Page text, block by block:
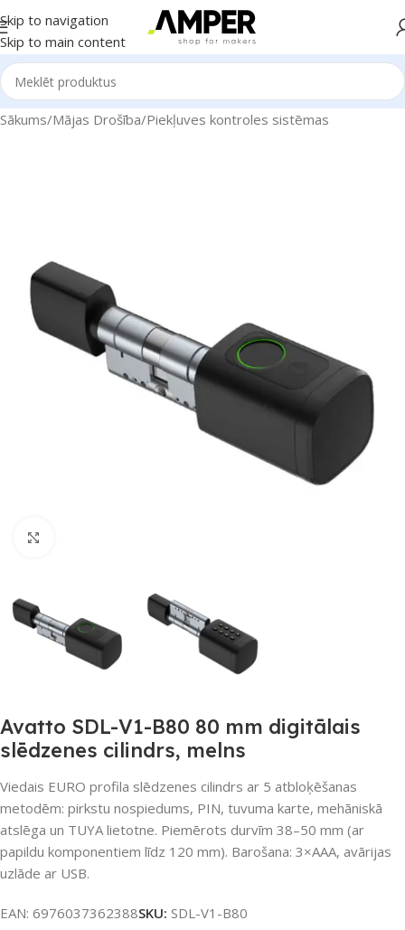
Skip to navigation
Skip to main content
Sākums/Mājas Drošība/Piekļuves kontroles sistēmas
Avatto SDL-V1-B80 80 mm digitālais
slēdzenes cilindrs, melns
Viedais EURO profila slēdzenes cilindrs ar 5 atbloķēšanas
metodēm: pirkstu nospiedums, PIN, tuvuma karte, mehāniskā
atslēga un TUYA lietotne. Piemērots durvīm 38–50 mm (ar
papildu komponentiem līdz 120 mm). Barošana: 3×AAA, avārijas
uzlāde ar USB.
EAN: 6976037362388SKU: SDL-V1-B80